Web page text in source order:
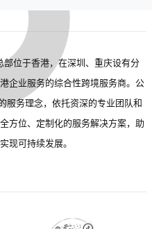
位于香港，在深圳、重庆设有分
企业服务的综合性跨境服务商。公
服务理念，依托资深的专业团队和
方位、定制化的服务解决方案，助
现可持续发展。